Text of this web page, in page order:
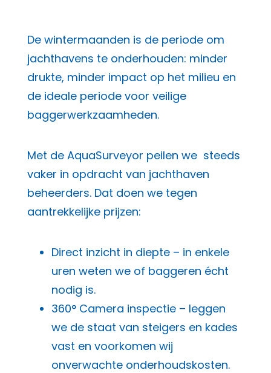
De wintermaanden is de periode om
jachthavens te onderhouden: minder
drukte, minder impact op het milieu en
de ideale periode voor veilige
baggerwerkzaamheden.
Met de AquaSurveyor peilen we steeds
vaker in opdracht van jachthaven
beheerders. Dat doen we tegen
aantrekkelijke prijzen:
Direct inzicht in diepte – in enkele
uren weten we of baggeren écht
nodig is.
360° Camera inspectie – leggen
we de staat van steigers en kades
vast en voorkomen wij
onverwachte onderhoudskosten.